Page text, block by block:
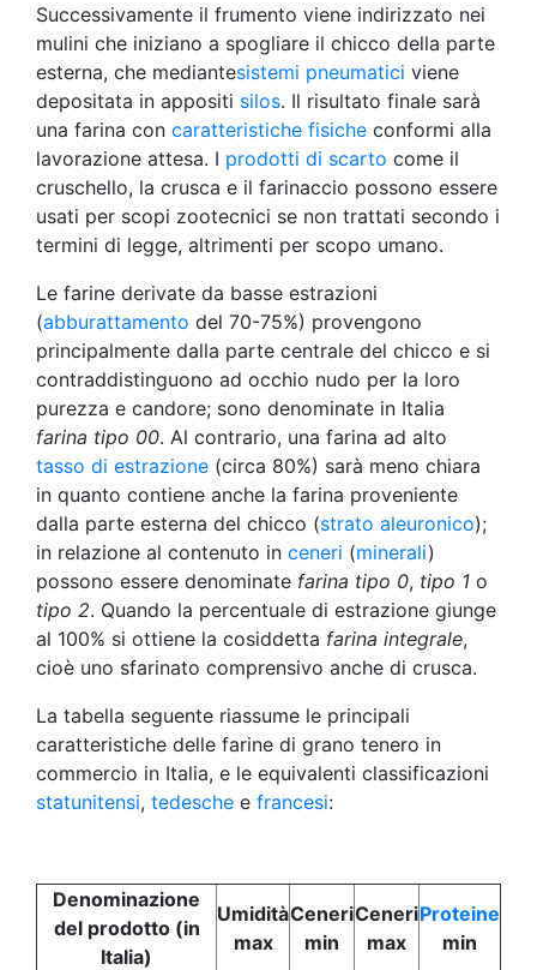
Successivamente il frumento viene indirizzato nei
mulini che iniziano a spogliare il chicco della parte
esterna, che mediantesistemi pneumatici viene
depositata in appositi silos. Il risultato finale sarà
una farina con caratteristiche fisiche conformi alla
lavorazione attesa. I prodotti di scarto come il
cruschello, la crusca e il farinaccio possono essere
usati per scopi zootecnici se non trattati secondo i
termini di legge, altrimenti per scopo umano.
Le farine derivate da basse estrazioni
(abburattamento del 70-75%) provengono
principalmente dalla parte centrale del chicco e si
contraddistinguono ad occhio nudo per la loro
purezza e candore; sono denominate in Italia
farina tipo 00. Al contrario, una farina ad alto
tasso di estrazione (circa 80%) sarà meno chiara
in quanto contiene anche la farina proveniente
dalla parte esterna del chicco (strato aleuronico);
in relazione al contenuto in ceneri (minerali)
possono essere denominate farina tipo 0, tipo 1 o
tipo 2. Quando la percentuale di estrazione giunge
al 100% si ottiene la cosiddetta farina integrale,
cioè uno sfarinato comprensivo anche di crusca.
La tabella seguente riassume le principali
caratteristiche delle farine di grano tenero in
commercio in Italia, e le equivalenti classificazioni
statunitensi, tedesche e francesi:
Denominazione
del prodotto (in
Italia)
Umidità
max
Ceneri
min
Ceneri
max
Proteine
min